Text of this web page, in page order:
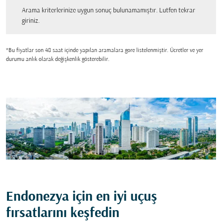
Arama kriterlerinize uygun sonuç bulunamamıştır. Lutfen tekrar
giriniz.
*Bu fiyatlar son 48 saat içinde yapılan aramalara gore listelenmiştir. Ücretler ve yer
durumu anlık olarak değişkenlik gösterebilir.
Endonezya için en iyi uçuş
fırsatlarını keşfedin